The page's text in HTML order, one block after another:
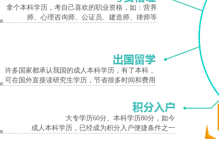
以上是河南信阳成人高考18年最低分数线的相关内容，考生如果想获取更多关于
信息网。如果您还对报考条件或者其他问题存有疑问的话，可以联系我们的在线咨询
拿个本科学历，考自己喜欢的职业资格，如：营养
师、心理咨询师、公证员、建造师、律师等
许多国家都承认我国的成人本科学历，有了本科，
可在国外直接读研究生学历，节省很多时间和费用
大专学历60分、本科学历80分，如今
成人本科学历，已经成为积分入户便捷条件之一